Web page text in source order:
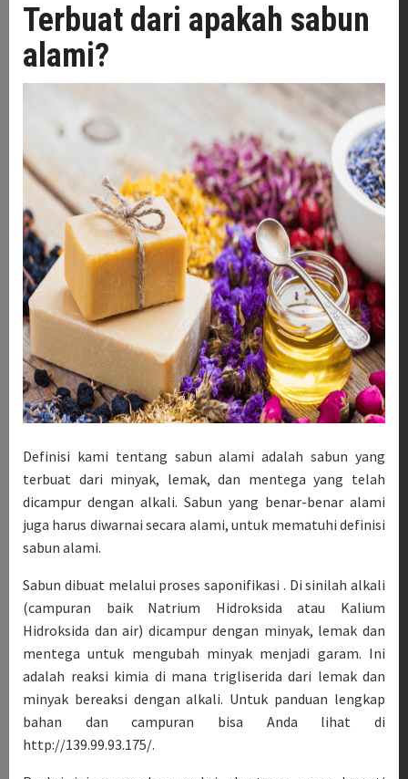
Terbuat dari apakah sabun
alami?
Definisi kami tentang sabun alami adalah sabun yang
terbuat dari minyak, lemak, dan mentega yang telah
dicampur dengan alkali. Sabun yang benar-benar alami
juga harus diwarnai secara alami, untuk mematuhi definisi
sabun alami.
Sabun dibuat melalui proses saponifikasi . Di sinilah alkali
(campuran baik Natrium Hidroksida atau Kalium
Hidroksida dan air) dicampur dengan minyak, lemak dan
mentega untuk mengubah minyak menjadi garam. Ini
adalah reaksi kimia di mana trigliserida dari lemak dan
minyak bereaksi dengan alkali. Untuk panduan lengkap
bahan dan campuran bisa Anda lihat di
http://139.99.93.175/.